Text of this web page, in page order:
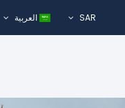
SAR العربية